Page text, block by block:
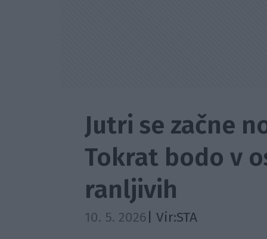
Jutri se začne
Tokrat bodo v
ranljivih
10. 5. 2026 | Vir:STA